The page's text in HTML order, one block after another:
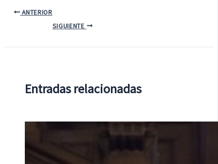
ANTERIOR
SIGUIENTE
Entradas relacionadas